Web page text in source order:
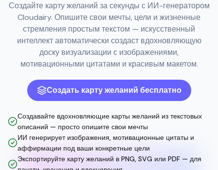
Создайте карту желаний за секунды с ИИ-генератором
Cloudairy. Опишите свои мечты, цели и жизненные
стремления простым текстом — искусственный
интеллект автоматически создаст вдохновляющую
доску визуализации с изображениями,
мотивационными цитатами и красивым макетом.
Создать карту желаний бесплатно
Создавайте вдохновляющие карты желаний из текстовых
описаний — просто опишите свои мечты
ИИ генерирует изображения, мотивационные цитаты и
аффирмации под ваши конкретные цели
Экспортируйте карту желаний в PNG, SVG или PDF — для